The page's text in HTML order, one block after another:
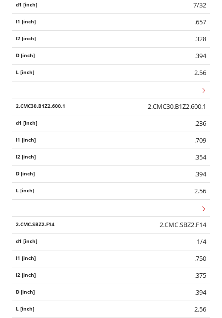
7/32
.657
.328
.394
2.56
2.CMC30.B1Z2.600.1
.236
.709
.354
.394
2.56
2.CMC.SBZ2.F14
1/4
.750
.375
.394
2.56